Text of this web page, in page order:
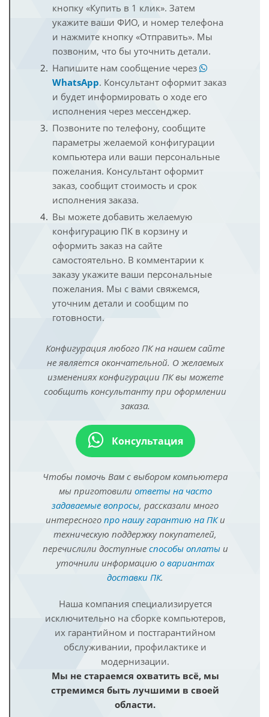
кнопку «Купить в 1 клик». Затем
укажите ваши ФИО, и номер телефона
и нажмите кнопку «Отправить». Мы
позвоним, что бы уточнить детали.
Напишите нам сообщение через
WhatsApp. Консультант оформит заказ
и будет информировать о ходе его
исполнения через мессенджер.
Позвоните по телефону, сообщите
параметры желаемой конфигурации
компьютера или ваши персональные
пожелания. Консультант оформит
заказ, сообщит стоимость и срок
исполнения заказа.
Вы можете добавить желаемую
конфигурацию ПК в корзину и
оформить заказ на сайте
самостоятельно. В комментарии к
заказу укажите ваши персональные
пожелания. Мы с вами свяжемся,
уточним детали и сообщим по
готовности.
Конфигурация любого ПК на нашем сайте
не является окончательной. О желаемых
изменениях конфигурации ПК вы можете
сообщить консультанту при оформлении
заказа.
Консультация
Чтобы помочь Вам с выбором компьютера
мы приготовили ответы на часто
задаваемые вопросы, рассказали много
интересного про нашу гарантию на ПКи
техническую поддержку покупателей,
перечислили доступные способы оплатыи
уточнили информацию о вариантах
доставки ПК.
Наша компания специализируется
исключительно на сборке компьютеров,
их гарантийном и постгарантийном
обслуживании, профилактике и
модернизации.
Мы не стараемся охватить всё, мы
стремимся быть лучшими в своей
области.